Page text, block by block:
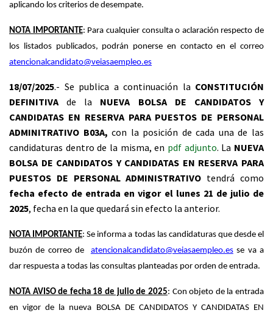
aplicando los criterios de desempate.
NOTA IMPORTANTE: Para cualquier consulta o aclaración respecto de
los listados publicados, podrán ponerse en contacto en el correo
atencionalcandidato@veiasaempleo.es
18/07/2025.- Se publica a continuación la CONSTITUCIÓN
DEFINITIVAde la NUEVA BOLSA DE CANDIDATOS Y
CANDIDATAS EN RESERVA PARA PUESTOS DE PERSONAL
ADMINITRATIVO B03A, con la posición de cada una de las
candidaturas dentro de la misma, en pdf adjunto. La NUEVA
BOLSA DE CANDIDATOS Y CANDIDATAS EN RESERVA PARA
PUESTOS DE PERSONAL ADMINISTRATIVO tendrá como
fecha efecto de entrada en vigor el lunes 21 de julio de
2025, fecha en la que quedará sin efecto la anterior.
NOTA IMPORTANTE: Se informa a todas las candidaturas que desde el
buzón de correo de atencionalcandidato@veiasaempleo.esse va a
dar respuesta a todas las consultas planteadas por orden de entrada.
NOTA AVISO de fecha 18 de julio de 2025: Con objeto de la entrada
en vigor de la nueva BOLSA DE CANDIDATOS Y CANDIDATAS EN